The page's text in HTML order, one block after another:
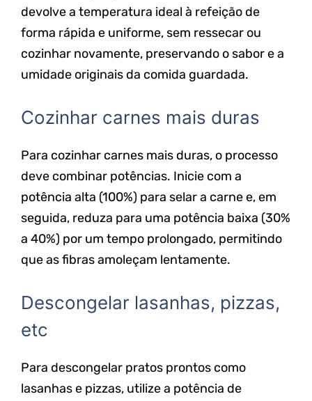
devolve a temperatura ideal à refeição de
forma rápida e uniforme, sem ressecar ou
cozinhar novamente, preservando o sabor e a
umidade originais da comida guardada.
Cozinhar carnes mais duras
Para cozinhar carnes mais duras, o processo
deve combinar potências. Inicie com a
potência alta (100%) para selar a carne e, em
seguida, reduza para uma potência baixa (30%
a 40%) por um tempo prolongado, permitindo
que as fibras amoleçam lentamente.
Descongelar lasanhas, pizzas,
etc
Para descongelar pratos prontos como
lasanhas e pizzas, utilize a potência de